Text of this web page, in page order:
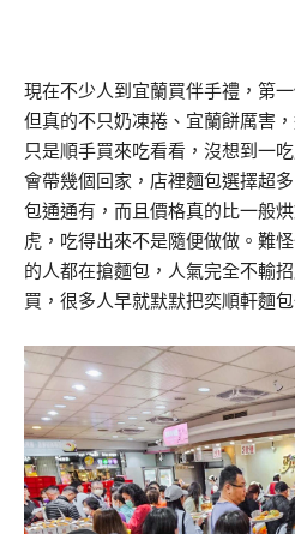
現在不少人到宜蘭買伴手禮，第
但真的不只奶凍捲、宜蘭餅厲害
只是順手買來吃看看，沒想到一
會帶幾個回家，店裡麵包選擇超
包通通有，而且價格真的比一般
虎，吃得出來不是隨便做做。難
的人都在搶麵包，人氣完全不輸
買，很多人早就默默把奕順軒麵